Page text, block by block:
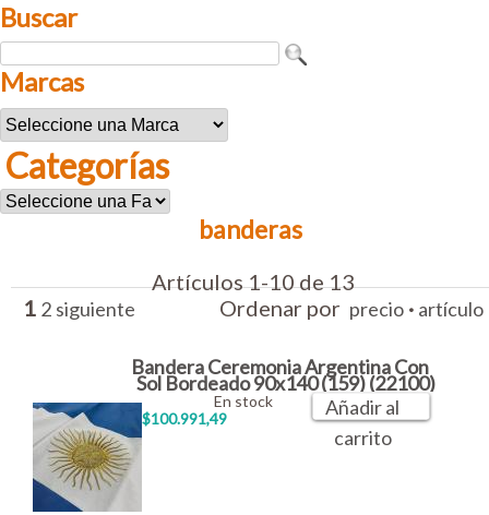
Buscar
Marcas
Categorías
banderas
Artículos 1-10 de 13
1 2 siguiente Ordenar por precio · artículo
Bandera Ceremonia Argentina Con
Sol Bordeado 90x140 (159) (22100)
$100.991,49
En stock
Añadir al
carrito